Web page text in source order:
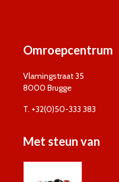
Omroepcentrum
Vlamingstraat 35
8000 Brugge
T. +32(0)50-333 383
Met steun van